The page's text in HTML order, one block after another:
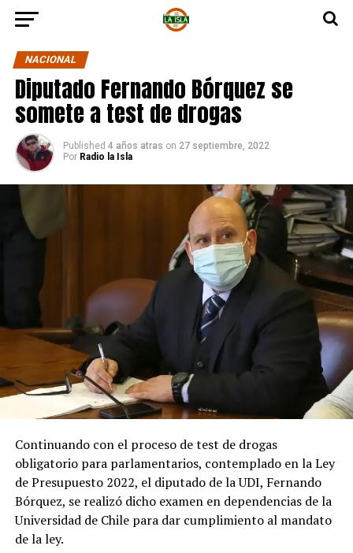
NACIONAL
Diputado Fernando Bórquez se
somete a test de drogas
Published 4 años atras on 27 septiembre, 2022
Por Radio la Isla
Continuando con el proceso de test de drogas
obligatorio para parlamentarios, contemplado en la Ley
de Presupuesto 2022, el diputado de la UDI, Fernando
Bórquez, se realizó dicho examen en dependencias de la
Universidad de Chile para dar cumplimiento al mandato
de la ley.